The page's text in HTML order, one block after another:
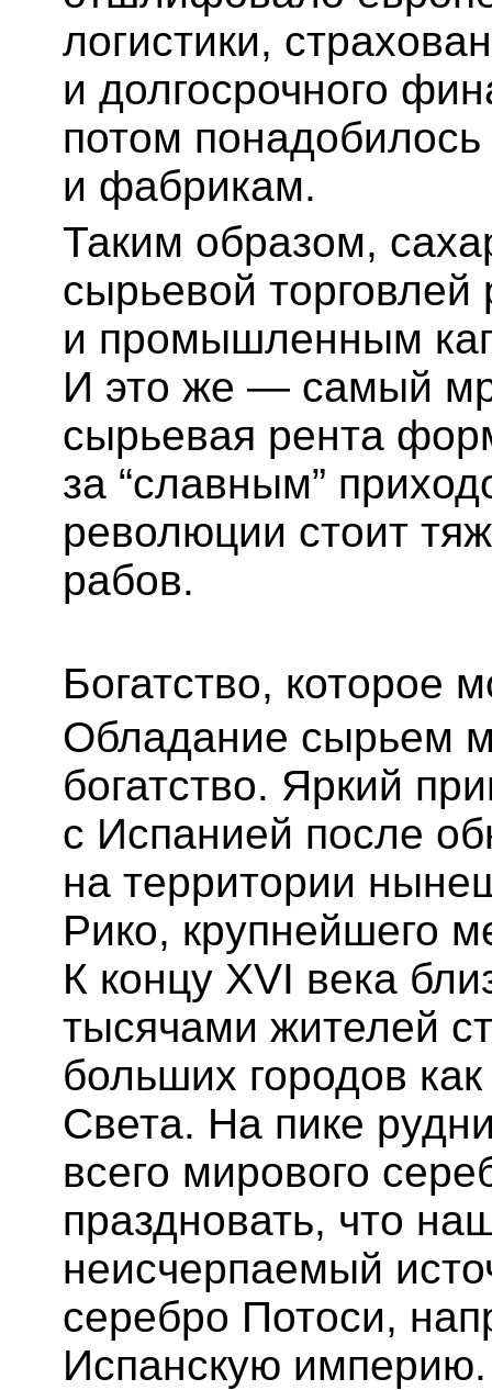
логистики,
и долгосрочного
потом
и фабрикам.
Таким образом,
сырьевой
и промышленным
И это же — самый
сырьевая рента
за “славным”
революции стоит
рабов.
Богатство, которое
Обладание сырьем
богатство. Яркий
с Испанией после
на территории
Рико, крупнейшего
К концу XVI века
тысячами жителей
больших городов
Света. На пике
всего мирового
праздновать, что
неисчерпаемый
серебро Потоси,
Испанскую империю.